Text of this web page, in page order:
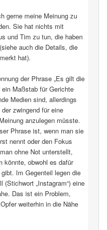
gerne meine Meinung zu
Sie hat nichts mit
und Tim zu tun, die haben
auch die Details, die
hat).
der Phrase „Es gilt die
ein Maßstab für Gerichte
Medien sind, allerdings
zwingend für eine
anzulegen müsste.
Phrase ist, wenn man sie
nennt oder den Fokus
ohne Not unterstellt,
könnte, obwohl es dafür
Im Gegenteil legen die
(Stichwort „Instagram“) eine
Das ist ein Problem,
weiterhin in die Nähe